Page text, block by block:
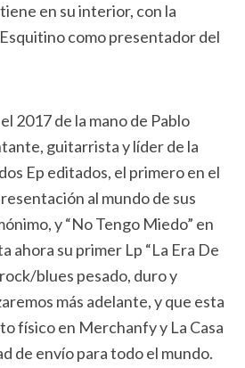
en su interior, con la
como presentador del
2017 de la mano de Pablo
guitarrista y líder de la
Ep editados, el primero en el
al mundo de sus
y “No Tengo Miedo” en
ahora su primer Lp “La Era De
blues pesado, duro y
más adelante, y que esta
físico en Merchanfy y La Casa
de envío para todo el mundo.